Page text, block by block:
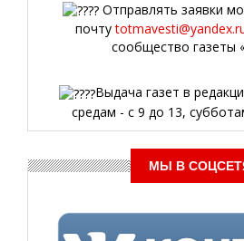
Отправлять заявки
почту
сообщество газеты
Выдача газет в
средам - с 9 до 13,
МЫ В